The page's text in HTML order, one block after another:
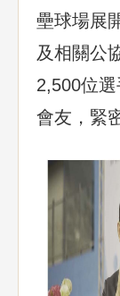
壘球場展
及相關公
2,500位
會友，緊